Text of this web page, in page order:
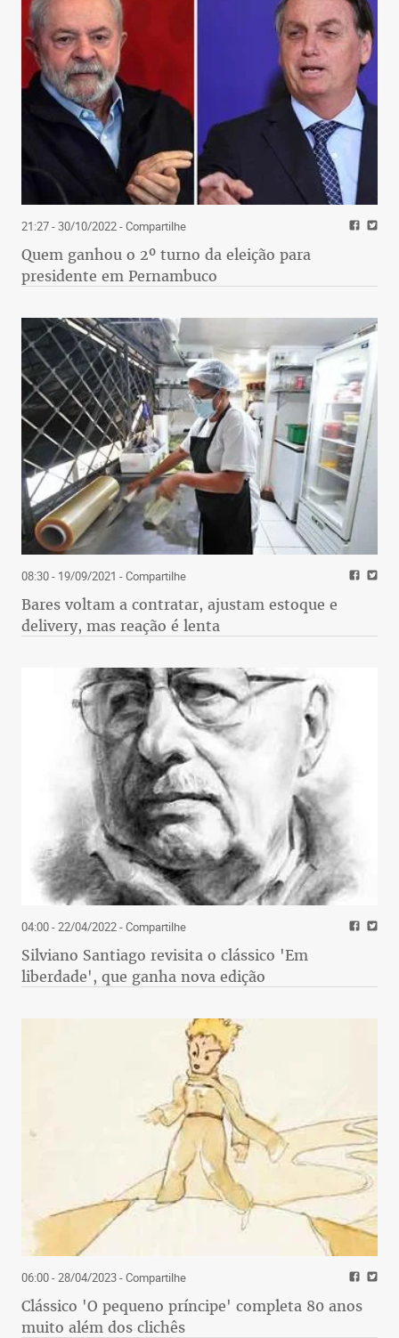
21:27 - 30/10/2022- Compartilhe
Quem ganhou o 2º turno da eleição para
presidente em Pernambuco
08:30 - 19/09/2021 - Compartilhe
Bares voltam a contratar, ajustam estoque e
delivery, mas reação é lenta
04:00 - 22/04/2022- Compartilhe
Silviano Santiago revisita o clássico 'Em
liberdade', que ganha nova edição
06:00 - 28/04/2023- Compartilhe
Clássico 'O pequeno príncipe' completa 80 anos
muito além dos clichês